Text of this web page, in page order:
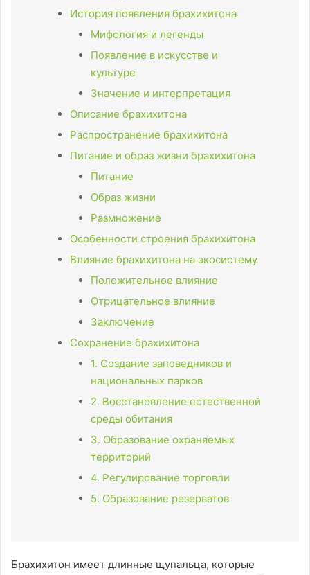
История появления брахихитона
Мифология и легенды
Появление в искусстве и
культуре
Значение и интерпретация
Описание брахихитона
Распространение брахихитона
Питание и образ жизни брахихитона
Питание
Образ жизни
Размножение
Особенности строения брахихитона
Влияние брахихитона на экосистему
Положительное влияние
Отрицательное влияние
Заключение
Сохранение брахихитона
1. Создание заповедников и
национальных парков
2. Восстановление естественной
среды обитания
3. Образование охраняемых
территорий
4. Регулирование торговли
5. Образование резерватов
Брахихитон имеет длинные щупальца, которые